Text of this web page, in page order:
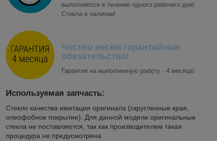
выполняется в течение одного рабочего дня!
Стекла в наличии!
Честно несём гарантийные
обязательства!
Гарантия на выполненную работу - 4 месяца!
Используемая запчасть:
Стекло качества имитация оригинала (скругленные края,
олеофобное покрытие). Для данной модели оригинальные
стекла не поставляются, так как производителем такая
процедура не предусмотрена